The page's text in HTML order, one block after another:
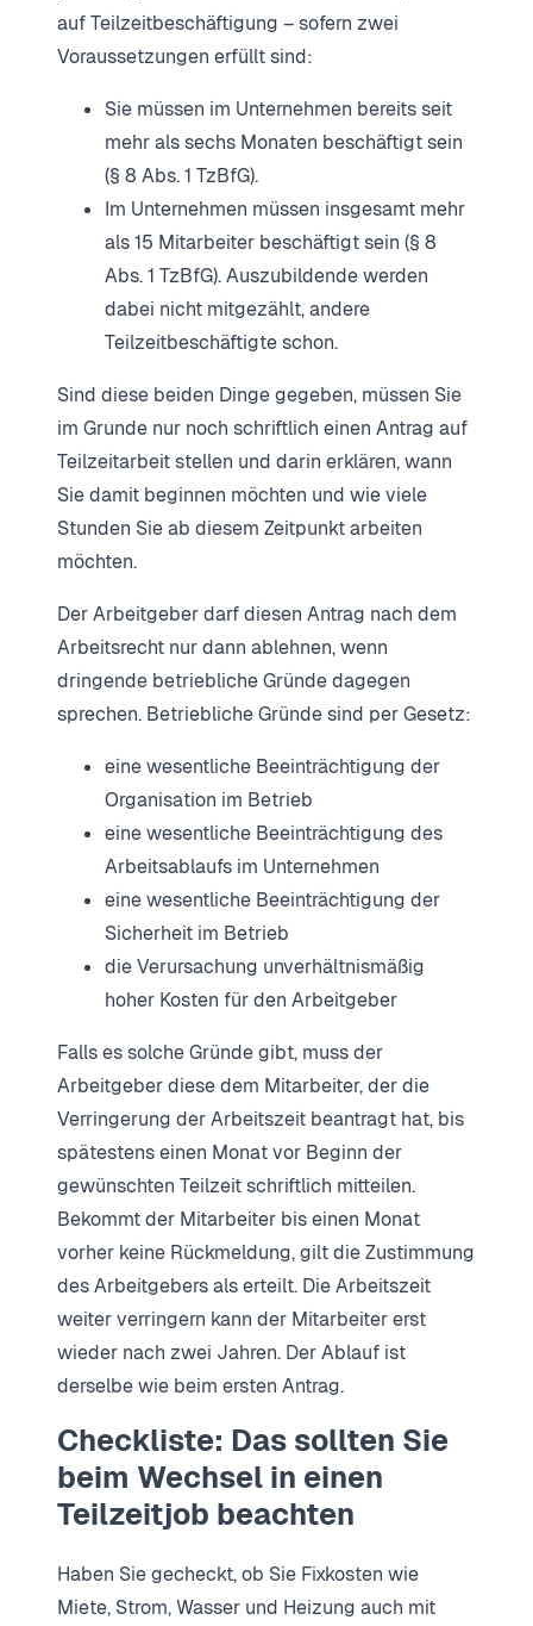
auf Teilzeitbeschäftigung – sofern zwei
Voraussetzungen erfüllt sind:
Sie müssen im Unternehmen bereits seit
mehr als sechs Monaten beschäftigt sein
(§ 8 Abs. 1 TzBfG).
Im Unternehmen müssen insgesamt mehr
als 15 Mitarbeiter beschäftigt sein (§ 8
Abs. 1 TzBfG). Auszubildende werden
dabei nicht mitgezählt, andere
Teilzeitbeschäftigte schon.
Sind diese beiden Dinge gegeben, müssen Sie
im Grunde nur noch schriftlich einen Antrag auf
Teilzeitarbeit stellen und darin erklären, wann
Sie damit beginnen möchten und wie viele
Stunden Sie ab diesem Zeitpunkt arbeiten
möchten.
Der Arbeitgeber darf diesen Antrag nach dem
Arbeitsrecht nur dann ablehnen, wenn
dringende betriebliche Gründe dagegen
sprechen. Betriebliche Gründe sind per Gesetz:
eine wesentliche Beeinträchtigung der
Organisation im Betrieb
eine wesentliche Beeinträchtigung des
Arbeitsablaufs im Unternehmen
eine wesentliche Beeinträchtigung der
Sicherheit im Betrieb
die Verursachung unverhältnismäßig
hoher Kosten für den Arbeitgeber
Falls es solche Gründe gibt, muss der
Arbeitgeber diese dem Mitarbeiter, der die
Verringerung der Arbeitszeit beantragt hat, bis
spätestens einen Monat vor Beginn der
gewünschten Teilzeit schriftlich mitteilen.
Bekommt der Mitarbeiter bis einen Monat
vorher keine Rückmeldung, gilt die Zustimmung
des Arbeitgebers als erteilt. Die Arbeitszeit
weiter verringern kann der Mitarbeiter erst
wieder nach zwei Jahren. Der Ablauf ist
derselbe wie beim ersten Antrag.
Checkliste: Das sollten Sie
beim Wechsel in einen
Teilzeitjob beachten
Haben Sie gecheckt, ob Sie Fixkosten wie
Miete, Strom, Wasser und Heizung auch mit